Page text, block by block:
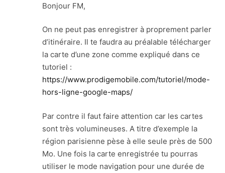
Bonjour FM,
On ne peut pas enregistrer à proprement parler
d’itinéraire. Il te faudra au préalable télécharger
la carte d’une zone comme expliqué dans ce
tutoriel :
https://www.prodigemobile.com/tutoriel/mode-
hors-ligne-google-maps/
Par contre il faut faire attention car les cartes
sont très volumineuses. A titre d’exemple la
région parisienne pèse à elle seule près de 500
Mo. Une fois la carte enregistrée tu pourras
utiliser le mode navigation pour une durée de